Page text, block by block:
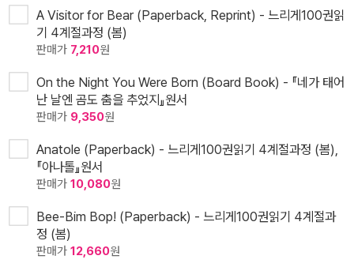
A Visitor for Bear (Paperback, Reprint) - 느리게100권읽
기 4계절과정 (봄)
판매가 7,210원
On the Night You Were Born (Board Book) - 『네가 태어
난 날엔 곰도 춤을 추었지』원서
판매가 9,350원
Anatole (Paperback) - 느리게100권읽기 4계절과정 (봄),
『아나톨』원서
판매가 10,080원
Bee-Bim Bop! (Paperback) - 느리게100권읽기 4계절과
정 (봄)
판매가 12,660원